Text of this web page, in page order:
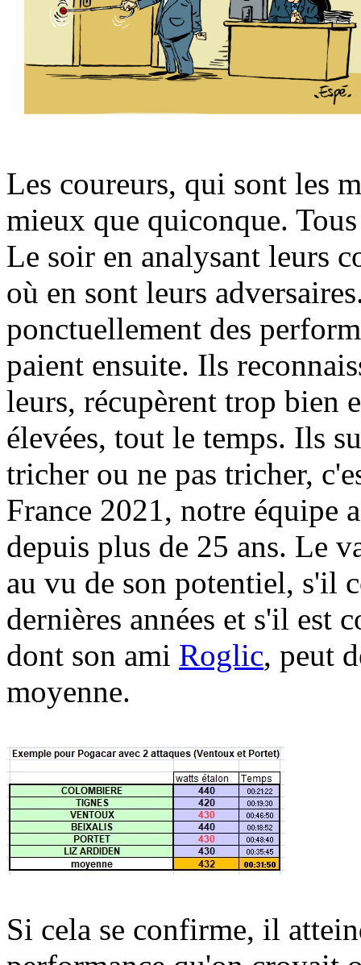
Les coureurs, qui sont les
mieux que quiconque.
Le soir en analysant leurs
où en sont leurs
ponctuellement des
paient ensuite. Ils
leurs, récupèrent trop bien
élevées, tout le temps. Ils
tricher ou ne pas tricher,
France 2021, notre équipe
depuis plus de 25 ans. Le
au vu de son potentiel, s'il
dernières années et s'il est
dont son ami Roglic, peut
moyenne.
Si cela se confirme, il